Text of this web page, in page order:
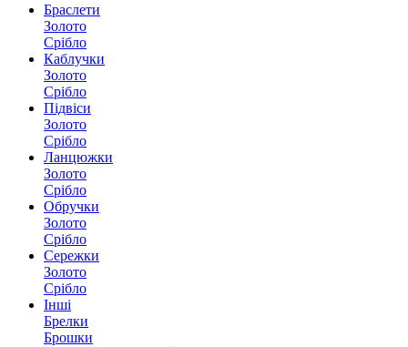
Браслети
Золото
Срібло
Каблучки
Золото
Срібло
Підвіси
Золото
Срібло
Ланцюжки
Золото
Срібло
Обручки
Золото
Срібло
Сережки
Золото
Срібло
Інші
Брелки
Брошки